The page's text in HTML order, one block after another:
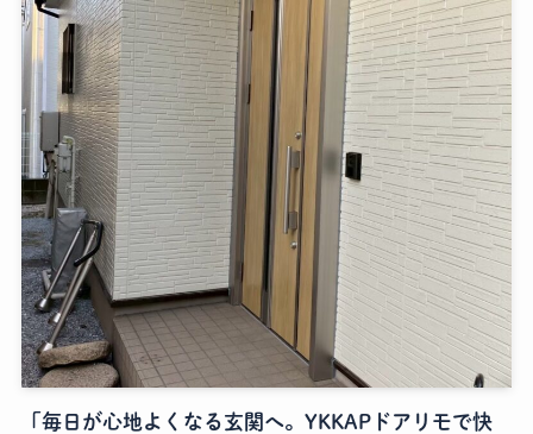
「毎日が心地よくなる玄関へ。YKKAPドアリモで快